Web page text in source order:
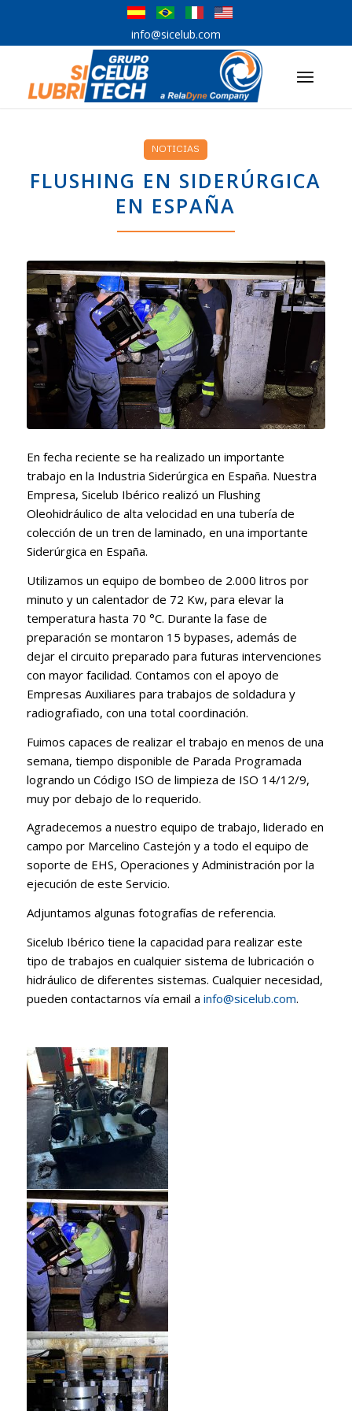
info@sicelub.com
NOTICIAS
FLUSHING EN SIDERÚRGICA
EN ESPAÑA
En fecha reciente se ha realizado un importante
trabajo en la Industria Siderúrgica en España. Nuestra
Empresa, Sicelub Ibérico realizó un Flushing
Oleohidráulico de alta velocidad en una tubería de
colección de un tren de laminado, en una importante
Siderúrgica en España.
Utilizamos un equipo de bombeo de 2.000 litros por
minuto y un calentador de 72 Kw, para elevar la
temperatura hasta 70 °C. Durante la fase de
preparación se montaron 15 bypases, además de
dejar el circuito preparado para futuras intervenciones
con mayor facilidad. Contamos con el apoyo de
Empresas Auxiliares para trabajos de soldadura y
radiografiado, con una total coordinación.
Fuimos capaces de realizar el trabajo en menos de una
semana, tiempo disponible de Parada Programada
logrando un Código ISO de limpieza de ISO 14/12/9,
muy por debajo de lo requerido.
Agradecemos a nuestro equipo de trabajo, liderado en
campo por Marcelino Castejón y a todo el equipo de
soporte de EHS, Operaciones y Administración por la
ejecución de este Servicio.
Adjuntamos algunas fotografías de referencia.
Sicelub Ibérico tiene la capacidad para realizar este
tipo de trabajos en cualquier sistema de lubricación o
hidráulico de diferentes sistemas. Cualquier necesidad,
pueden contactarnos vía email a info@sicelub.com.